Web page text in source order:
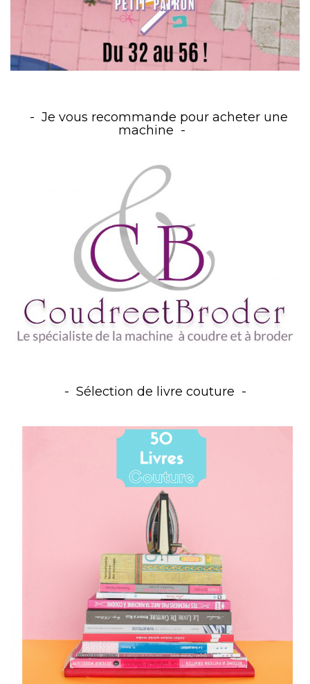
Je vous recommande pour acheter une
machine
Sélection de livre couture